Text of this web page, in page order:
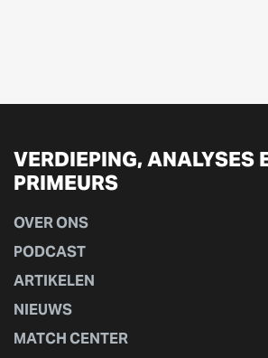
VERDIEPING, ANALYSES
PRIMEURS
OVER ONS
PODCAST
ARTIKELEN
NIEUWS
MATCH CENTER